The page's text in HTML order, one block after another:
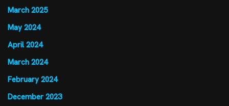
March 2025
May 2024
April 2024
March 2024
February 2024
December 2023